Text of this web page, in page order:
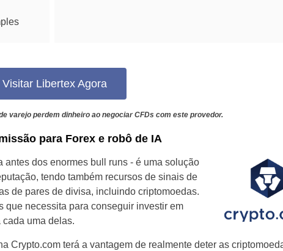
Visitar Libertex Agora
varejo perdem dinheiro ao negociar CFDs com este provedor.
para Forex e robô de IA
dos enormes bull runs - é uma solução
tendo também recursos de sinais de
de pares de divisa, incluindo criptomoedas.
que necessita para conseguir investir em
cada uma delas.
Crypto.com terá a vantagem de realmente deter as